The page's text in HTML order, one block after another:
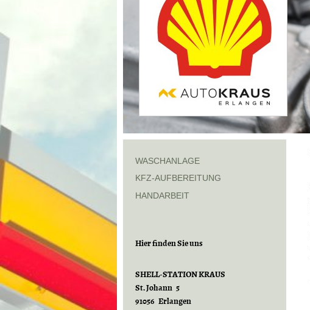
WASCHANLAGE
KFZ-AUFBEREITUNG
HANDARBEIT
Hier finden Sie uns
SHELL-STATION KRAUS
St. Johann 5
91056 Erlangen